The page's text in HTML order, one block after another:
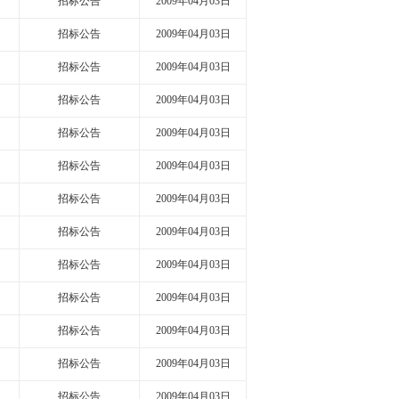
招标公告 2009年04月03日
招标公告 2009年04月03日
招标公告 2009年04月03日
招标公告 2009年04月03日
招标公告 2009年04月03日
招标公告 2009年04月03日
招标公告 2009年04月03日
招标公告 2009年04月03日
招标公告 2009年04月03日
招标公告 2009年04月03日
招标公告 2009年04月03日
招标公告 2009年04月03日